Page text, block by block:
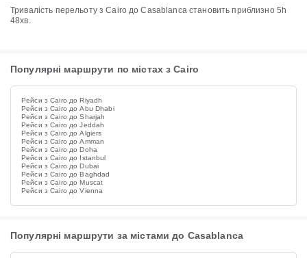
Тривалість перельоту з Cairo до Casablanca становить приблизно 5h
48хв.
Популярні маршрути по містах з Cairo
Рейси з Cairo до Riyadh
Рейси з Cairo до Abu Dhabi
Рейси з Cairo до Sharjah
Рейси з Cairo до Jeddah
Рейси з Cairo до Algiers
Рейси з Cairo до Amman
Рейси з Cairo до Doha
Рейси з Cairo до Istanbul
Рейси з Cairo до Dubai
Рейси з Cairo до Baghdad
Рейси з Cairo до Muscat
Рейси з Cairo до Vienna
Популярні маршрути за містами до Casablanca